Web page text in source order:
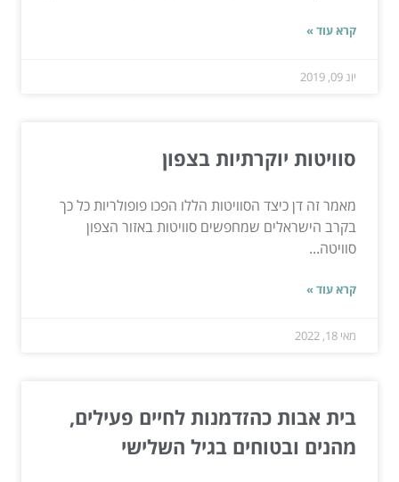
קרא עוד »
יונ 09, 2019
סוויטות יוקרתיות בצפון
מאמר זה דן כיצד הסוויטות הללו הפכו פופולריות כל כך
בקרב הישראלים שמחפשים סוויטות באזור הצפון
סוויטה...
קרא עוד »
מאי 18, 2022
בית אבות כהזדמנות לחיים פעילים,
מהנים ובטוחים בגיל השלישי